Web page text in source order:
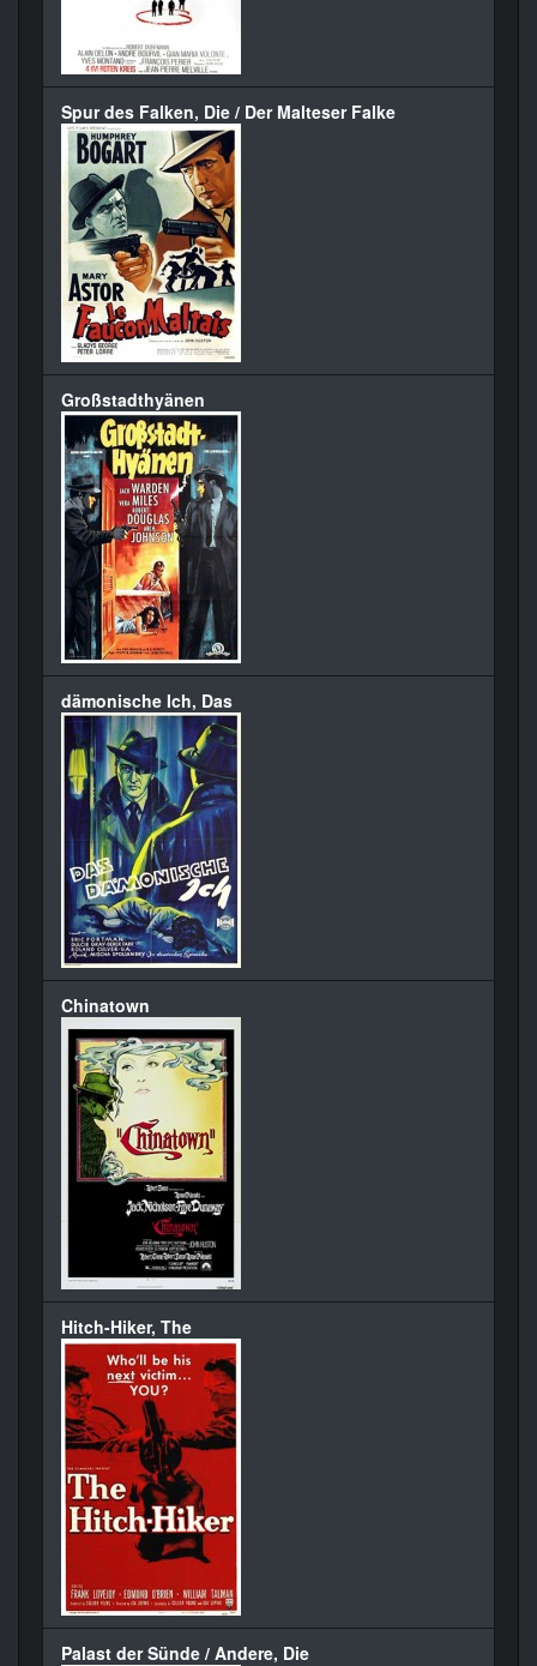
Spur des Falken, Die / Der Malteser Falke
Großstadthyänen
dämonische Ich, Das
Chinatown
Hitch-Hiker, The
Palast der Sünde / Andere, Die